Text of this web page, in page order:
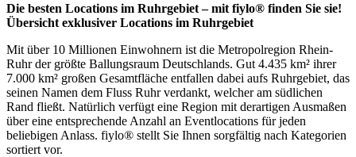
Die besten Locations im Ruhrgebiet – mit fiylo® finden Sie sie!
Übersicht exklusiver Locations im Ruhrgebiet
Mit über 10 Millionen Einwohnern ist die Metropolregion Rhein-
Ruhr der größte Ballungsraum Deutschlands. Gut 4.435 km² ihrer
7.000 km² großen Gesamtfläche entfallen dabei aufs Ruhrgebiet, das
seinen Namen dem Fluss Ruhr verdankt, welcher am südlichen
Rand fließt. Natürlich verfügt eine Region mit derartigen Ausmaßen
über eine entsprechende Anzahl an Eventlocations für jeden
beliebigen Anlass. fiylo® stellt Sie Ihnen sorgfältig nach Kategorien
sortiert vor.